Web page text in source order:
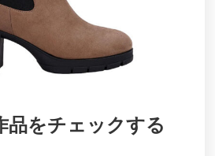
品をチェックする